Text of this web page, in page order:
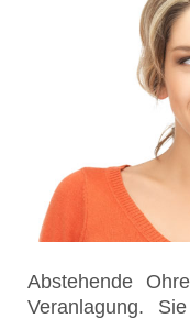
Abstehende
Veranlagung.